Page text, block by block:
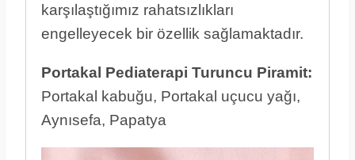
karşılaştığımız rahatsızlıkları
engelleyecek bir özellik sağlamaktadır.
Portakal Pediaterapi Turuncu Piramit:
Portakal kabuğu, Portakal uçucu yağı,
Aynısefa, Papatya